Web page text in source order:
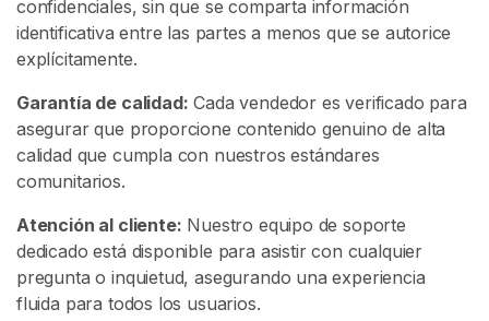
confidenciales, sin que se comparta información
identificativa entre las partes a menos que se autorice
explícitamente.
Garantía de calidad: Cada vendedor es verificado para
asegurar que proporcione contenido genuino de alta
calidad que cumpla con nuestros estándares
comunitarios.
Atención al cliente: Nuestro equipo de soporte
dedicado está disponible para asistir con cualquier
pregunta o inquietud, asegurando una experiencia
fluida para todos los usuarios.
n
t
a
c
o
/
S
o